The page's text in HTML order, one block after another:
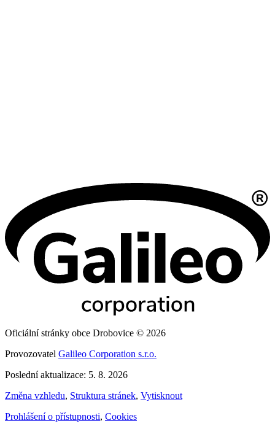
Oficiální stránky obce Drobovice © 2026
Provozovatel Galileo Corporation s.r.o.
Poslední aktualizace: 5. 8. 2026
Změna vzhledu, Struktura stránek, Vytisknout
Prohlášení o přístupnosti, Cookies